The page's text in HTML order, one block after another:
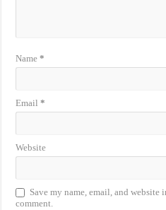
Name*
Email*
Website
Save my name, email, and
comment.